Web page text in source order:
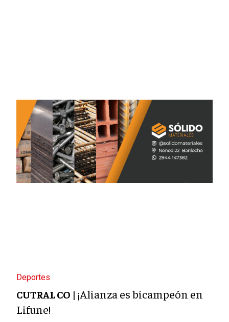
Deportes
CUTRAL CO | ¡Alianza es bicampeón en
Lifune!